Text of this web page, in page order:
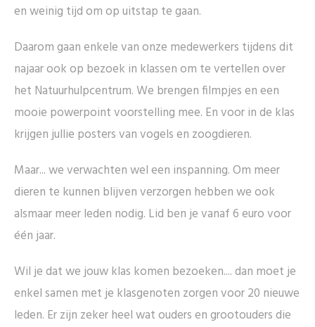
en weinig tijd om op uitstap te gaan.
Daarom gaan enkele van onze medewerkers tijdens dit
najaar ook op bezoek in klassen om te vertellen over
het Natuurhulpcentrum. We brengen filmpjes en een
mooie powerpoint voorstelling mee. En voor in de klas
krijgen jullie posters van vogels en zoogdieren.
Maar... we verwachten wel een inspanning. Om meer
dieren te kunnen blijven verzorgen hebben we ook
alsmaar meer leden nodig. Lid ben je vanaf 6 euro voor
één jaar.
Wil je dat we jouw klas komen bezoeken.... dan moet je
enkel samen met je klasgenoten zorgen voor 20 nieuwe
leden. Er zijn zeker heel wat ouders en grootouders die